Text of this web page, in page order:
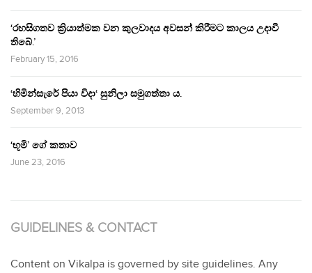
‘රහසිගතව ක්‍රියාත්මක වන කුලවාදය අවසන් කිරීමට කාලය උදාවී
තිබේ.’
February 15, 2016
‘හිමින්සැරේ පියා විදා‘ සුනිලා සමුගත්තා ය.
September 9, 2013
‘භූමි’ ගේ කතාව
June 23, 2016
GUIDELINES & CONTACT
Content on Vikalpa is governed by site guidelines. Any